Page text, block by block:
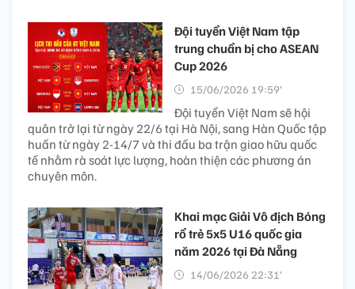
Đội tuyển Việt Nam tập
trung chuẩn bị cho ASEAN
Cup 2026
15/06/2026 19:59’
Đội tuyển Việt Nam sẽ hội
quân trở lại từ ngày 22/6 tại Hà Nội, sang Hàn Quốc tập
huấn từ ngày 2-14/7 và thi đấu ba trận giao hữu quốc
tế nhằm rà soát lực lượng, hoàn thiện các phương án
chuyên môn.
Khai mạc Giải Vô địch Bóng
rổ trẻ 5x5 U16 quốc gia
năm 2026 tại Đà Nẵng
14/06/2026 22:31’